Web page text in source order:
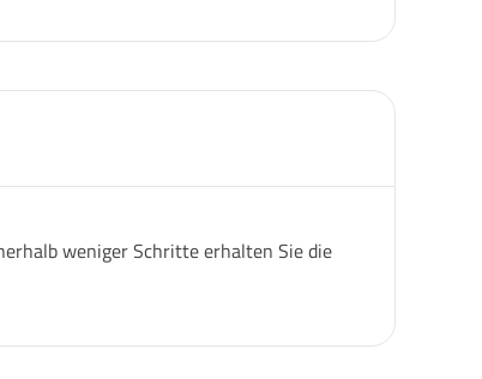
weniger Schritte erhalten Sie die